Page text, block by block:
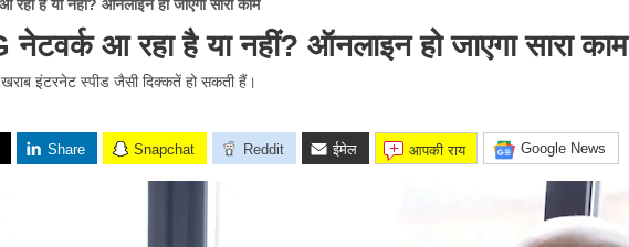
है या नहीं? ऑनलाइन हो जाएगा सारा काम
आ रहा है या नहीं? ऑनलाइन हो जाएगा सारा काम
इंटरनेट स्पीड जैसी दिक्कतें हो सकती हैं।
Share Snapchat Reddit ईमेल आपकी राय Google News